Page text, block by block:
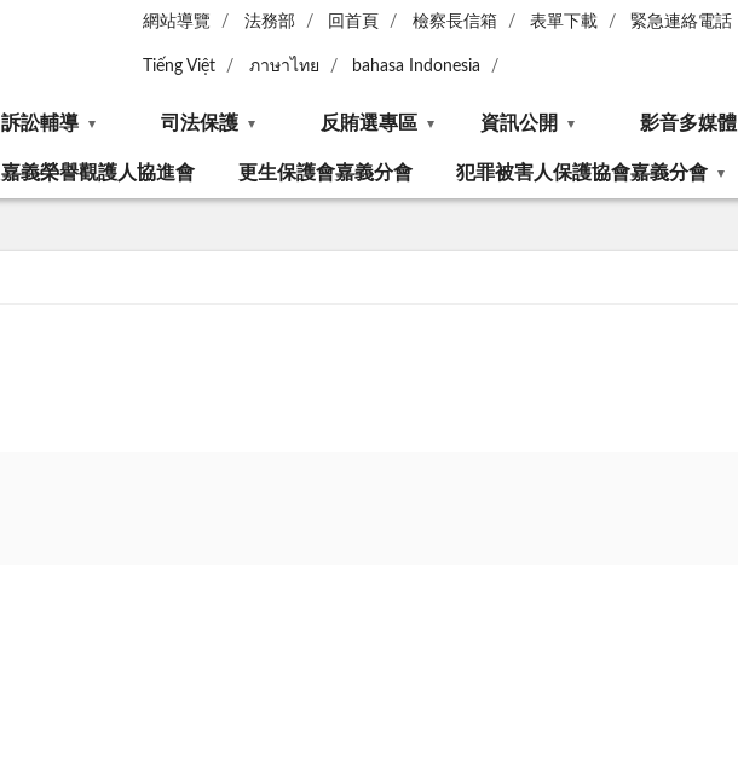
網站導覽 法務部 回首頁 檢察長信箱 表單下載 緊急連絡電話
Tiếng Việt ภาษาไทย bahasa Indonesia
訴訟輔導 司法保護 反賄選專區 資訊公開 影音多媒體
嘉義榮譽觀護人協進會 更生保護會嘉義分會 犯罪被害人保護協會嘉義分會